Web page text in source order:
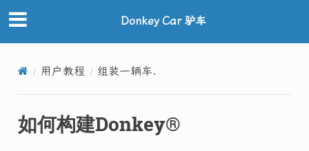
Donkey Car 驴车
用户教程 组装一辆车.
如何构建Donkey®